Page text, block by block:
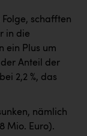
schafften
in die
ein Plus um
der Anteil der
2,2 %, das
nämlich
Mio. Euro).